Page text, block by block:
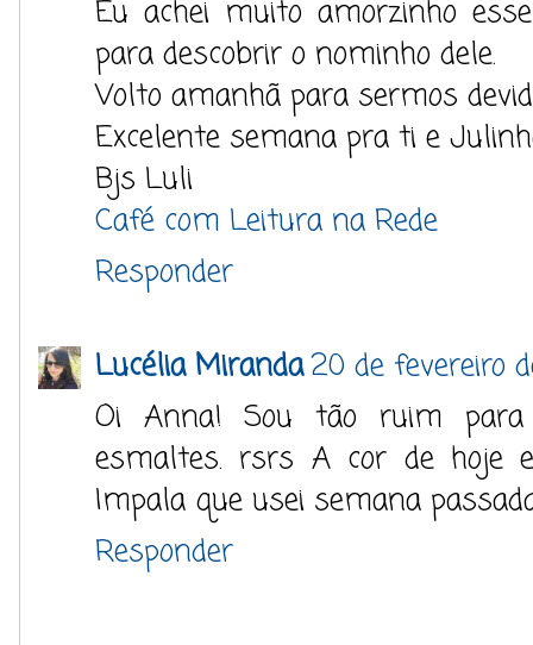
Eu achei muito amorzinho
para descobrir o nominho dele.
Volto amanhã para sermos
Excelente semana pra ti e
Bjs Luli
Café com Leitura na Rede
Responder
Lucélia Miranda20 de fevereiro
Oi Anna! Sou tão ruim para
esmaltes. rsrs A cor de hoje
Impala que usei semana
Responder